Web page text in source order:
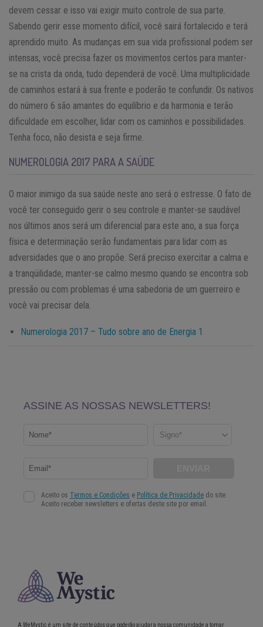
devem cessar e isso vai exigir muito controle de sua parte.
Sabendo gerir esse momento difícil, você sairá fortalecido e terá
aprendido muito. As mudanças em sua vida profissional podem ser
intensas, você precisa fazer os movimentos certos para manter-
se na crista da onda, tudo dependerá de você. Uma multiplicidade
de caminhos estará à sua frente e poderão te confundir. Os nativos
do número 6 são amantes do equilíbrio e da harmonia e terão
dificuldade em escolher, lidar com os caminhos e possibilidades.
Tenha foco, não desista e seja firme.
NUMEROLOGIA 2017 PARA A SAÚDE
O maior inimigo da sua saúde neste ano será o estresse. O fato de
você ter conseguido gerir o seu controle e manter-se saudável
nos últimos anos será um diferencial para este ano, a sua força
física e determinação serão fundamentais para lidar com as
adversidades que o ano propõe. Será preciso exercitar a calma e
a tranqüilidade, manter-se calmo mesmo quando se encontra sob
pressão ou com problemas é uma sabedoria de um guerreiro e
você vai precisar dela.
Numerologia 2017 – Tudo sobre ano de Energia 1
A WeMystic é um site de conteúdos que poderão ajudar a nossa comunidade a tomar